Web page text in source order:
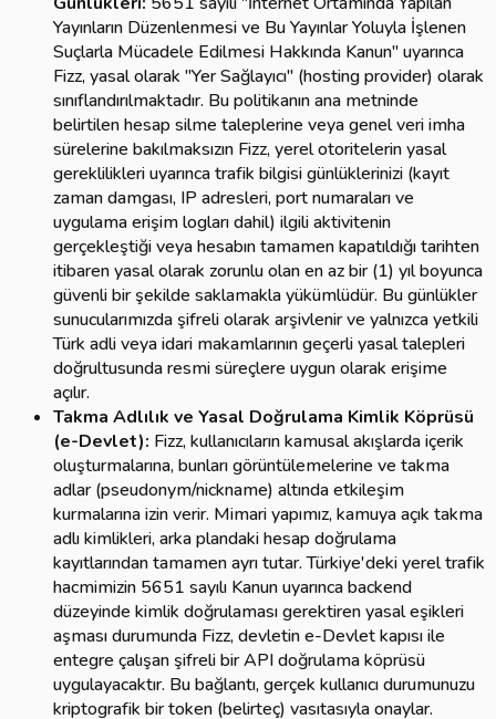
Yayınların Düzenlenmesi ve Bu Yayınlar Yoluyla İşlenen
Suçlarla Mücadele Edilmesi Hakkında Kanun" uyarınca
Fizz, yasal olarak "Yer Sağlayıcı" (hosting provider) olarak
sınıflandırılmaktadır. Bu politikanın ana metninde
belirtilen hesap silme taleplerine veya genel veri imha
sürelerine bakılmaksızın Fizz, yerel otoritelerin yasal
gereklilikleri uyarınca trafik bilgisi günlüklerinizi (kayıt
zaman damgası, IP adresleri, port numaraları ve
uygulama erişim logları dahil) ilgili aktivitenin
gerçekleştiği veya hesabın tamamen kapatıldığı tarihten
itibaren yasal olarak zorunlu olan en az bir (1) yıl boyunca
güvenli bir şekilde saklamakla yükümlüdür. Bu günlükler
sunucularımızda şifreli olarak arşivlenir ve yalnızca yetkili
Türk adli veya idari makamlarının geçerli yasal talepleri
doğrultusunda resmi süreçlere uygun olarak erişime
açılır.
Takma Adlılık ve Yasal Doğrulama Kimlik Köprüsü
(e-Devlet): Fizz, kullanıcıların kamusal akışlarda içerik
oluşturmalarına, bunları görüntülemelerine ve takma
adlar (pseudonym/nickname) altında etkileşim
kurmalarına izin verir. Mimari yapımız, kamuya açık takma
adlı kimlikleri, arka plandaki hesap doğrulama
kayıtlarından tamamen ayrı tutar. Türkiye'deki yerel trafik
hacmimizin 5651 sayılı Kanun uyarınca backend
düzeyinde kimlik doğrulaması gerektiren yasal eşikleri
aşması durumunda Fizz, devletin e-Devlet kapısı ile
entegre çalışan şifreli bir API doğrulama köprüsü
uygulayacaktır. Bu bağlantı, gerçek kullanıcı durumunuzu
kriptografik bir token (belirteç) vasıtasıyla onaylar.